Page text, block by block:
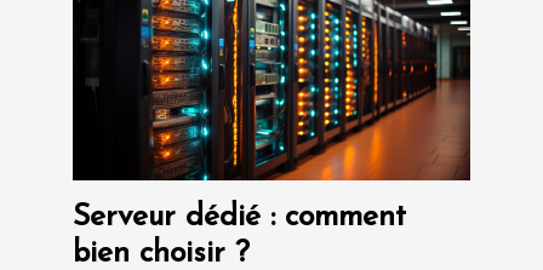
Serveur dédié : comment
bien choisir ?